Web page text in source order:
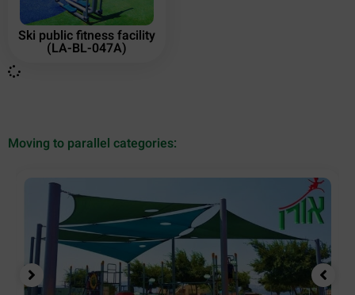
Ski public fitness facility
(LA-BL-047A)
Moving to parallel categories: